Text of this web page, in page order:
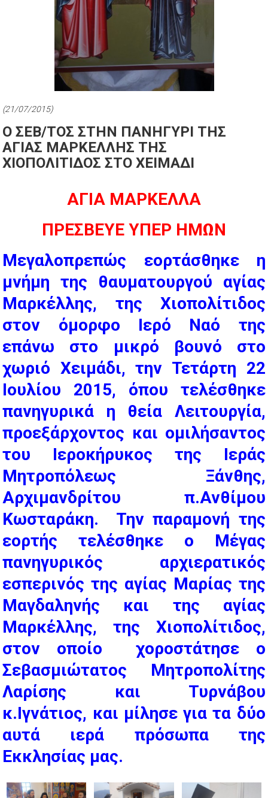
(21/07/2015)
Ο ΣΕΒ/ΤΟΣ ΣΤΗΝ ΠΑΝΗΓΥΡΙ ΤΗΣ
ΑΓΙΑΣ ΜΑΡΚΕΛΛΗΣ ΤΗΣ
ΧΙΟΠΟΛΙΤΙΔΟΣ ΣΤΟ ΧΕΙΜΑΔΙ
ΑΓΙΑ ΜΑΡΚΕΛΛΑ
ΠΡΕΣΒΕΥΕ ΥΠΕΡ ΗΜΩΝ
Μεγαλοπρεπώς εορτάσθηκε η
μνήμη της θαυματουργού αγίας
Μαρκέλλης, της Χιοπολίτιδος
στον όμορφο Ιερό Ναό της
επάνω στο μικρό βουνό στο
χωριό Χειμάδι, την Τετάρτη 22
Ιουλίου 2015, όπου τελέσθηκε
πανηγυρικά η θεία Λειτουργία,
προεξάρχοντος και ομιλήσαντος
του Ιεροκήρυκος της Ιεράς
Μητροπόλεως Ξάνθης,
Αρχιμανδρίτου π.Ανθίμου
Kωσταράκη. Την παραμονή της
εορτής τελέσθηκε ο Μέγας
πανηγυρικός αρχιερατικός
εσπερινός της αγίας Μαρίας της
Μαγδαληνής και της αγίας
Μαρκέλλης, της Χιοπολίτιδος,
στον οποίο χοροστάτησε ο
Σεβασμιώτατος Μητροπολίτης
Λαρίσης και Τυρνάβου
κ.Ιγνάτιος, και μίλησε για τα δύο
αυτά ιερά πρόσωπα της
Εκκλησίας μας.